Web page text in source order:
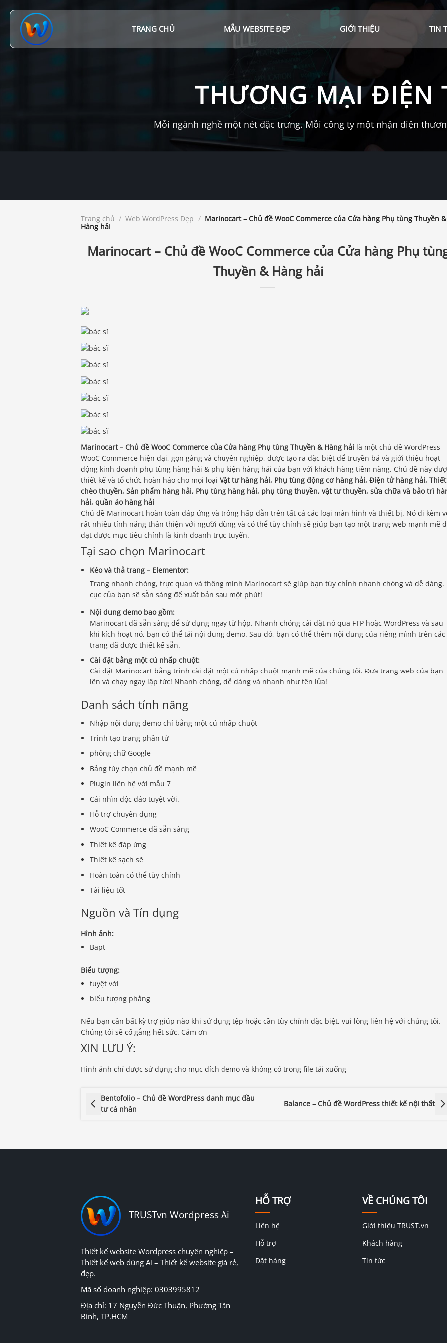
đến
TRANG CHỦ MẪU WEBSITE ĐẸP GIỚI THIỆU TIN
THƯƠNG MẠI ĐIỆN
Mỗi ngành nghề một nét đặc trưng. Mỗi công ty một nhận diện
Trang chủ / Web WordPress Đẹp / Marinocart – Chủ đề WooC Commerce của Cửa hàng Phụ tùng Thuyền &
Hàng hải
Marinocart – Chủ đề WooC Commerce của Cửa hàng Phụ
Thuyền & Hàng hải
Marinocart – Chủ đề WooC Commerce của Cửa hàng Phụ tùng Thuyền & Hàng hải là một chủ đề WordPress
WooC Commerce hiện đại, gọn gàng và chuyên nghiệp, được tạo ra đặc biệt để truyền bá và giới thiệu hoạt
động kinh doanh phụ tùng hàng hải & phụ kiện hàng hải của bạn với khách hàng tiềm năng. Chủ đề này
thiết kế và tổ chức hoàn hảo cho mọi loại Vật tư hàng hải, Phụ tùng động cơ hàng hải, Điện tử hàng hải,
chèo thuyền, Sản phẩm hàng hải, Phụ tùng hàng hải, phụ tùng thuyền, vật tư thuyền, sửa chữa và bảo trì
hải, quần áo hàng hải
Chủ đề Marinocart hoàn toàn đáp ứng và trông hấp dẫn trên tất cả các loại màn hình và thiết bị. Nó đi kèm
rất nhiều tính năng thân thiện với người dùng và có thể tùy chỉnh sẽ giúp bạn tạo một trang web mạnh mẽ
đạt được mục tiêu chính là kinh doanh trực tuyến.
Tại sao chọn Marinocart
Kéo và thả trang – Elementor:
Trang nhanh chóng, trực quan và thông minh Marinocart sẽ giúp bạn tùy chỉnh nhanh chóng và dễ dàng.
cục của bạn sẽ sẵn sàng để xuất bản sau một phút!
Nội dung demo bao gồm:
Marinocart đã sẵn sàng để sử dụng ngay từ hộp. Nhanh chóng cài đặt nó qua FTP hoặc WordPress và sau
khi kích hoạt nó, bạn có thể tải nội dung demo. Sau đó, bạn có thể thêm nội dung của riêng mình trên các
trang đã được thiết kế sẵn.
Cài đặt bằng một cú nhấp chuột:
Cài đặt Marinocart bằng trình cài đặt một cú nhấp chuột mạnh mẽ của chúng tôi. Đưa trang web của bạn
lên và chạy ngay lập tức! Nhanh chóng, dễ dàng và nhanh như tên lửa!
Danh sách tính năng
Nhập nội dung demo chỉ bằng một cú nhấp chuột
Trình tạo trang phần tử
phông chữ Google
Bảng tùy chọn chủ đề mạnh mẽ
Plugin liên hệ với mẫu 7
Cái nhìn độc đáo tuyệt vời.
Hỗ trợ chuyên dụng
WooC Commerce đã sẵn sàng
Thiết kế đáp ứng
Thiết kế sạch sẽ
Hoàn toàn có thể tùy chỉnh
Tài liệu tốt
Nguồn và Tín dụng
Hình ảnh:
Bapt
Biểu tượng:
tuyệt vời
biểu tượng phẳng
Nếu bạn cần bất kỳ trợ giúp nào khi sử dụng tệp hoặc cần tùy chỉnh đặc biệt, vui lòng liên hệ với chúng tôi.
Chúng tôi sẽ cố gắng hết sức. Cảm ơn
XIN LƯU Ý:
Hình ảnh chỉ được sử dụng cho mục đích demo và không có trong file tải xuống
Bentofolio – Chủ đề WordPress danh mục đầu
tư cá nhân
Balance – Chủ đề WordPress thiết kế nội thất
TRUSTvn Wordpress Ai
Thiết kế website Wordpress chuyên nghiệp –
Thiết kế web dùng Ai – Thiết kế website giá rẻ,
đẹp.
Mã số doanh nghiệp: 0303995812
Địa chỉ: 17 Nguyễn Đức Thuận, Phường Tân
Bình, TP.HCM
HỖ TRỢ
Liên hệ
Hỗ trợ
Đặt hàng
VỀ CHÚNG TÔI
Giới thiệu TRUST.vn
Khách hàng
Tin tức